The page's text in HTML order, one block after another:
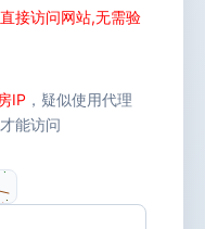
接访问网站,无需验
IP ，疑似使用代理
能访问